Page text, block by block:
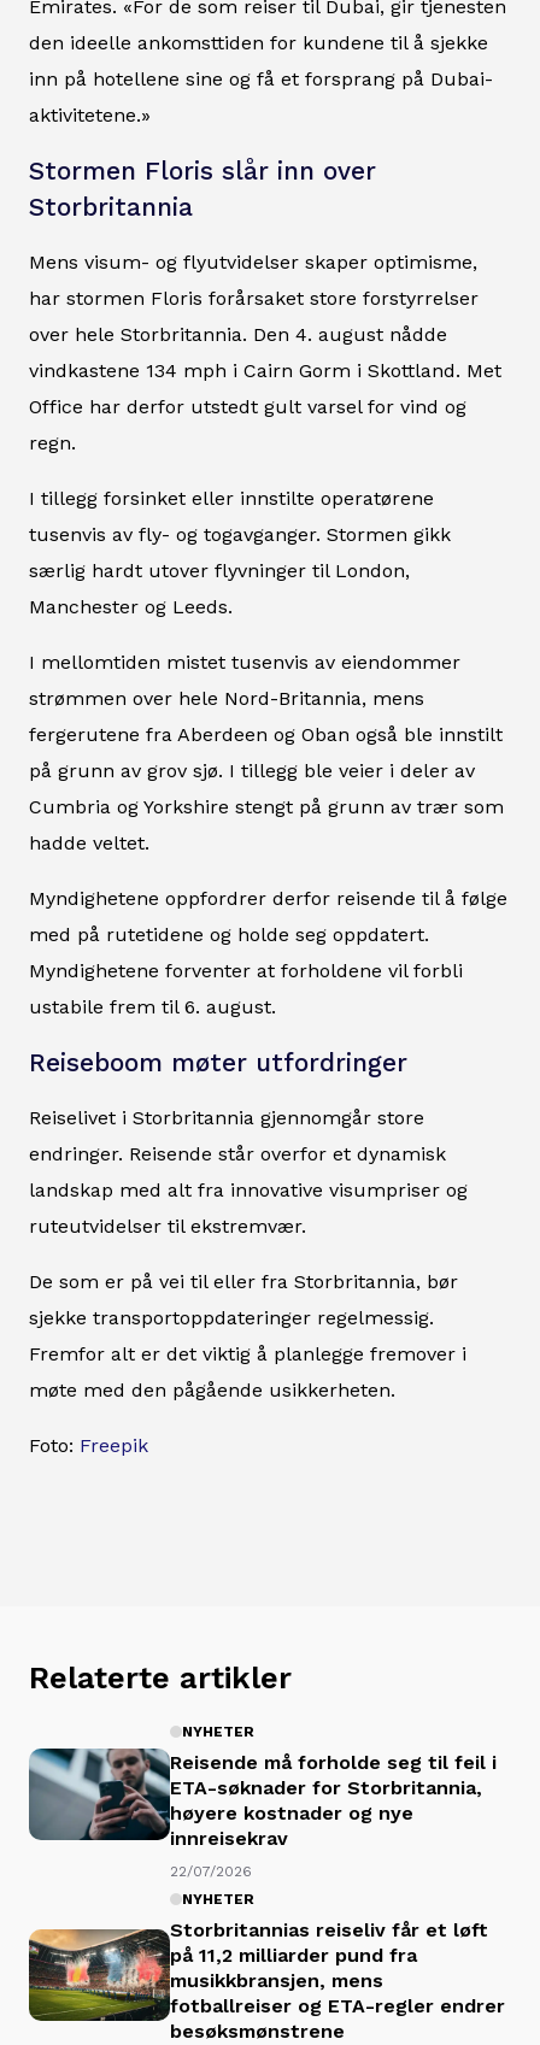
Emirates. «For de som reiser til Dubai, gir tjenesten
den ideelle ankomsttiden for kundene til å sjekke
inn på hotellene sine og få et forsprang på Dubai-
aktivitetene.»
Stormen Floris slår inn over
Storbritannia
Mens visum- og flyutvidelser skaper optimisme,
har stormen Floris forårsaket store forstyrrelser
over hele Storbritannia. Den 4. august nådde
vindkastene 134 mph i Cairn Gorm i Skottland. Met
Office har derfor utstedt gult varsel for vind og
regn.
I tillegg forsinket eller innstilte operatørene
tusenvis av fly- og togavganger. Stormen gikk
særlig hardt utover flyvninger til London,
Manchester og Leeds.
I mellomtiden mistet tusenvis av eiendommer
strømmen over hele Nord-Britannia, mens
fergerutene fra Aberdeen og Oban også ble innstilt
på grunn av grov sjø. I tillegg ble veier i deler av
Cumbria og Yorkshire stengt på grunn av trær som
hadde veltet.
Myndighetene oppfordrer derfor reisende til å følge
med på rutetidene og holde seg oppdatert.
Myndighetene forventer at forholdene vil forbli
ustabile frem til 6. august.
Reiseboom møter utfordringer
Reiselivet i Storbritannia gjennomgår store
endringer. Reisende står overfor et dynamisk
landskap med alt fra innovative visumpriser og
ruteutvidelser til ekstremvær.
De som er på vei til eller fra Storbritannia, bør
sjekke transportoppdateringer regelmessig.
Fremfor alt er det viktig å planlegge fremover i
møte med den pågående usikkerheten.
Foto: Freepik
Relaterte artikler
NYHETER
Reisende må forholde seg til feil i
ETA-søknader for Storbritannia,
høyere kostnader og nye
innreisekrav
22/07/2026
NYHETER
Storbritannias reiseliv får et løft
på 11,2 milliarder pund fra
musikkbransjen, mens
fotballreiser og ETA-regler endrer
besøksmønstrene